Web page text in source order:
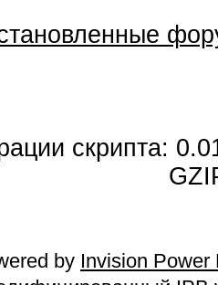
скрипта:
by Invision Power